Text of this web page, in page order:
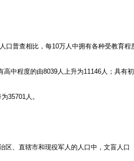
口普查相比，每10万人中拥有各种受教育程
中程度的由8039人上升为11146人；具有
35701人。
、直辖市和现役军人的人口中，文盲人口